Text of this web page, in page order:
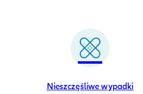
Nieszczęśliwe wypadki